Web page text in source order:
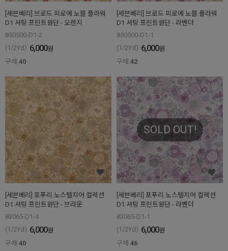
[세븐베리] 브로드 피로에 노블 플라워
D1 셔팅 프린트원단 - 오렌지
850500-D1-2
(1/2Yd) 6,000원
구매 40
[세븐베리] 브로드 피로에 노블 플라워
D1 셔팅 프린트원단 - 라벤더
850500-D1-1
(1/2Yd) 6,000원
구매 42
[세븐베리] 포푸리 노스텔지어 컬렉션
D1 셔팅 프린트원단 - 브라운
83065-D1-4
(1/2Yd) 6,000원
구매 40
SOLD OUT!
[세븐베리] 포푸리 노스텔지어 컬렉션
D1 셔팅 프린트원단 - 라벤더
83065-D1-1
(1/2Yd) 6,000원
구매 46